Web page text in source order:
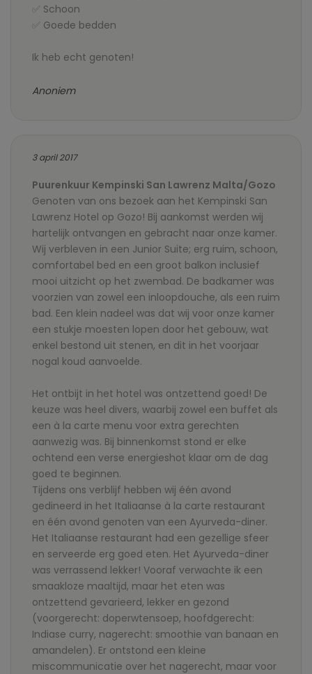
✅ Schoon
✅ Goede bedden
Ik heb echt genoten!
Anoniem
3 april 2017
Puurenkuur Kempinski San Lawrenz Malta/Gozo
Genoten van ons bezoek aan het Kempinski San
Lawrenz Hotel op Gozo! Bij aankomst werden wij
hartelijk ontvangen en gebracht naar onze kamer.
Wij verbleven in een Junior Suite; erg ruim, schoon,
comfortabel bed en een groot balkon inclusief
mooi uitzicht op het zwembad. De badkamer was
voorzien van zowel een inloopdouche, als een ruim
bad. Een klein nadeel was dat wij voor onze kamer
een stukje moesten lopen door het gebouw, wat
enkel bestond uit stenen, en dit in het voorjaar
nogal koud aanvoelde.
Het ontbijt in het hotel was ontzettend goed! De
keuze was heel divers, waarbij zowel een buffet als
een à la carte menu voor extra gerechten
aanwezig was. Bij binnenkomst stond er elke
ochtend een verse energieshot klaar om de dag
goed te beginnen.
Tijdens ons verblijf hebben wij één avond
gedineerd in het Italiaanse à la carte restaurant
en één avond genoten van een Ayurveda-diner.
Het Italiaanse restaurant had een gezellige sfeer
en serveerde erg goed eten. Het Ayurveda-diner
was verrassend lekker! Vooraf verwachte ik een
smaakloze maaltijd, maar het eten was
ontzettend gevarieerd, lekker en gezond
(voorgerecht: doperwtensoep, hoofdgerecht:
Indiase curry, nagerecht: smoothie van banaan en
amandelen). Er ontstond een kleine
miscommunicatie over het nagerecht, maar voor